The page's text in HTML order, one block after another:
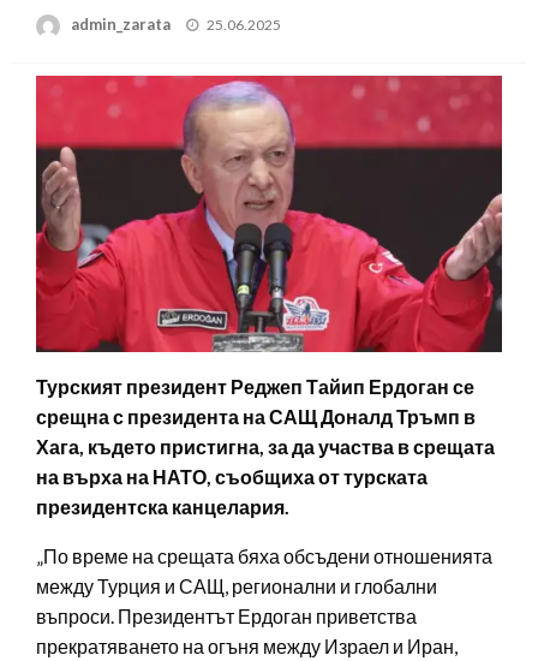
admin_zarata
Posted
25.06.2025
Турският президент Реджеп Тайип Ердоган се
срещна с президента на САЩ Доналд Тръмп в
Хага, където пристигна, за да участва в срещата
на върха на НАТО, съобщиха от турската
президентска канцелария.
„По време на срещата бяха обсъдени отношенията
между Турция и САЩ, регионални и глобални
въпроси. Президентът Ердоган приветства
прекратяването на огъня между Израел и Иран,